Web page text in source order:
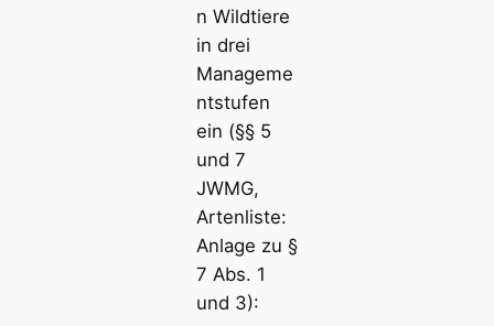
n Wildtiere
in drei
Manageme
ntstufen
ein (§§ 5
und 7
JWMG,
Artenliste:
Anlage zu §
7 Abs. 1
und 3):